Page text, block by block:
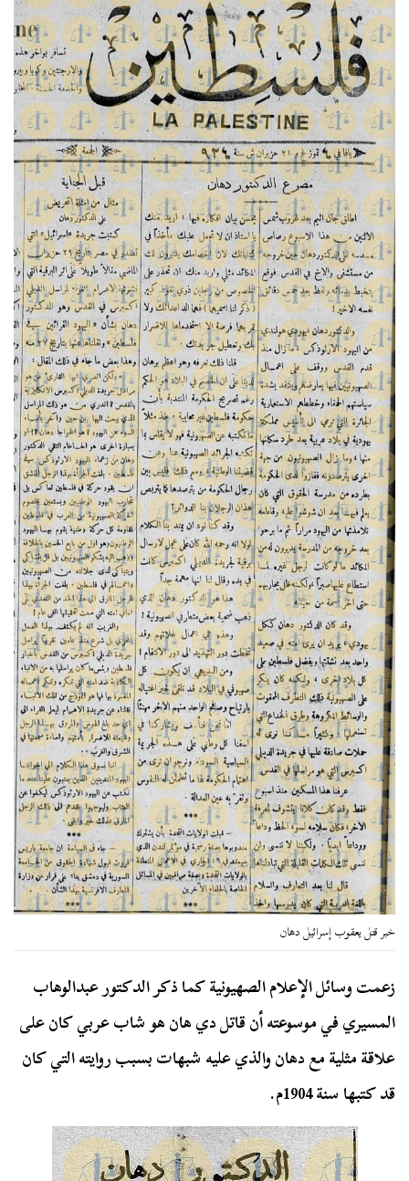
خبر قتل يعقوب إسرائيل دهان
زعمت وسائل الإعلام الصهيونية كما ذكر الدكتور عبدالوهاب
المسيري في موسوعته أن قاتل دي هان هو شاب عربي كان على
علاقة مثلية مع دهان والذي عليه شبهات بسبب روايته التي كان
قد كتبها سنة 1904م.